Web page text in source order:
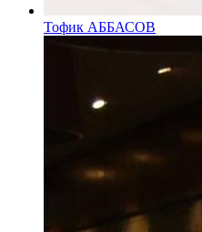
Тофик АББАСОВ